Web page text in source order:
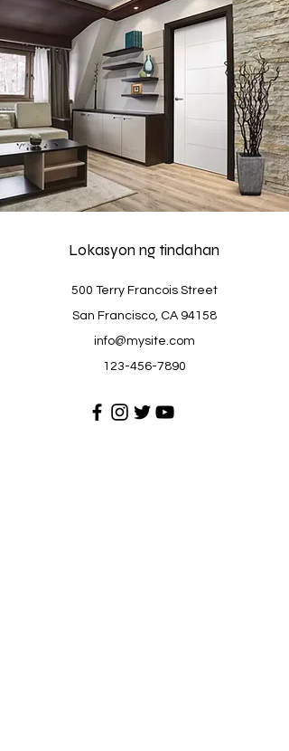
Lokasyon ng tindahan
500 Terry Francois Street
San Francisco, CA 94158
info@mysite.com
123-456-7890